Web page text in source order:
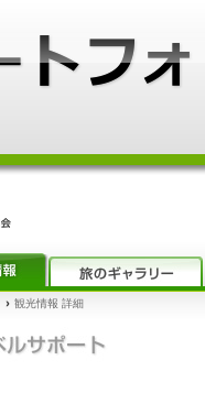
› 観光情報 詳細